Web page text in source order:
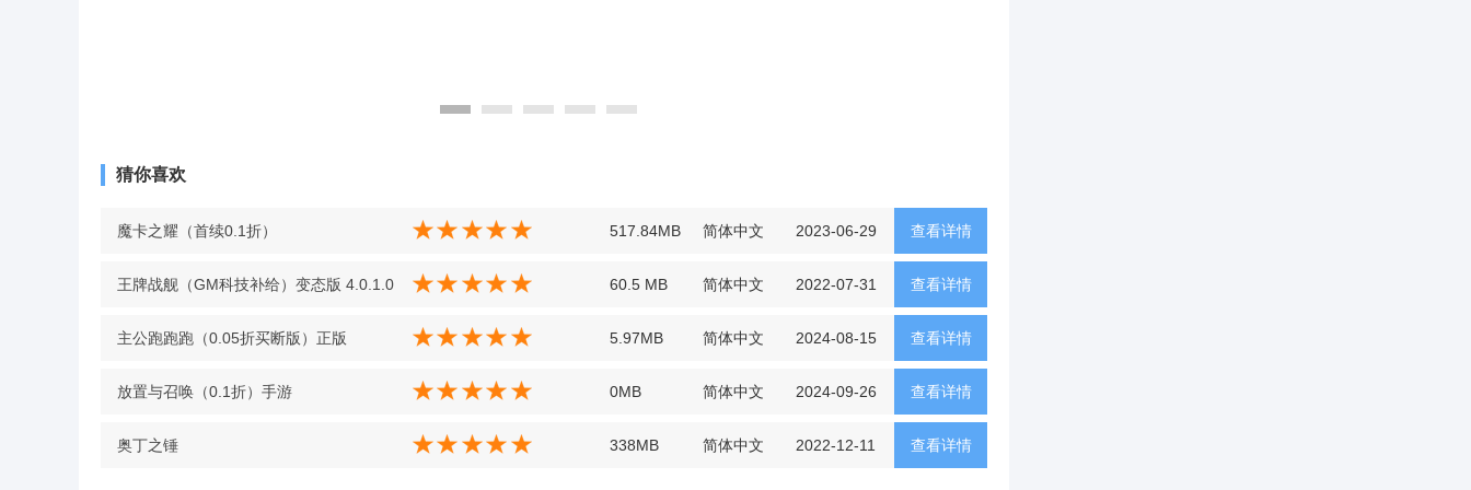
猜你喜欢
查看详情
魔卡之耀（首续0.1折） 517.84MB 简体中文 2023-06-29
查看详情
王牌战舰（GM科技补给）变态版 4.0.1.0 60.5 MB 简体中文 2022-07-31
查看详情
主公跑跑跑（0.05折买断版）正版 5.97MB 简体中文 2024-08-15
查看详情
放置与召唤（0.1折）手游 0MB 简体中文 2024-09-26
查看详情
奥丁之锤 338MB 简体中文 2022-12-11